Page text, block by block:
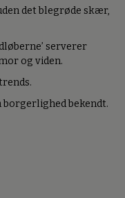
det blegrøde skær,
serverer
og viden.
bekendt.